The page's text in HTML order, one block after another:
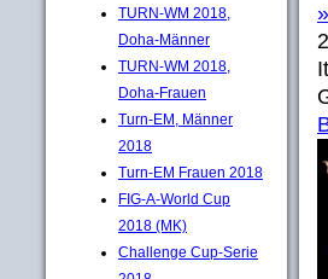
TURN-WM 2018,
Doha-Männer
TURN-WM 2018,
Doha-Frauen
Turn-EM, Männer
2018
Turn-EM Frauen 2018
FIG-A-World Cup
2018 (MK)
Challenge Cup-Serie